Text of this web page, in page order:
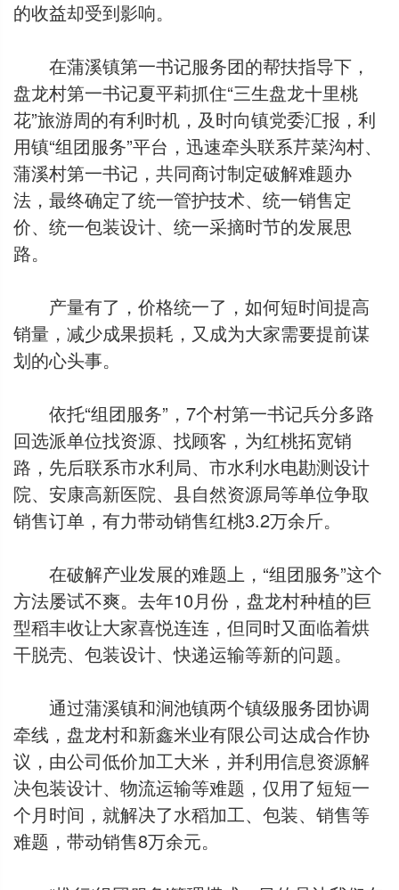
的收益却受到影响。
在蒲溪镇第一书记服务团的帮扶指导下，
盘龙村第一书记夏平莉抓住“三生盘龙十里桃
花”旅游周的有利时机，及时向镇党委汇报，利
用镇“组团服务”平台，迅速牵头联系芹菜沟村、
蒲溪村第一书记，共同商讨制定破解难题办
法，最终确定了统一管护技术、统一销售定
价、统一包装设计、统一采摘时节的发展思
路。
产量有了，价格统一了，如何短时间提高
销量，减少成果损耗，又成为大家需要提前谋
划的心头事。
依托“组团服务”，7个村第一书记兵分多路
回选派单位找资源、找顾客，为红桃拓宽销
路，先后联系市水利局、市水利水电勘测设计
院、安康高新医院、县自然资源局等单位争取
销售订单，有力带动销售红桃3.2万余斤。
在破解产业发展的难题上，“组团服务”这个
方法屡试不爽。去年10月份，盘龙村种植的巨
型稻丰收让大家喜悦连连，但同时又面临着烘
干脱壳、包装设计、快递运输等新的问题。
通过蒲溪镇和涧池镇两个镇级服务团协调
牵线，盘龙村和新鑫米业有限公司达成合作协
议，由公司低价加工大米，并利用信息资源解
决包装设计、物流运输等难题，仅用了短短一
个月时间，就解决了水稻加工、包装、销售等
难题，带动销售8万余元。